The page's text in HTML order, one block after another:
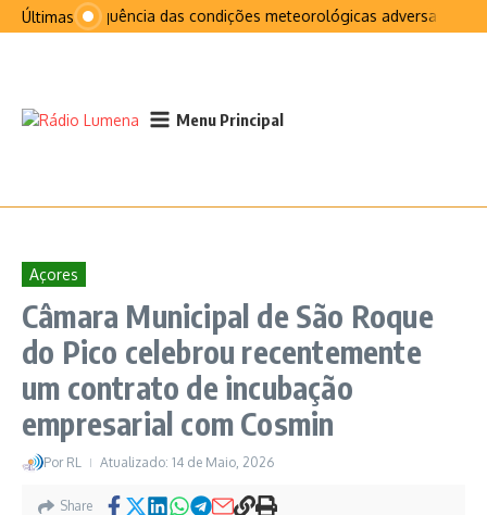
Ir para o conteúdo
ÚltimasNa sequência das condições meteorológicas adversas que
Menu Principal
Açores
Câmara Municipal de São Roque
do Pico celebrou recentemente
um contrato de incubação
empresarial com Cosmin
Por RL Atualizado: 14 de Maio, 2026
Share